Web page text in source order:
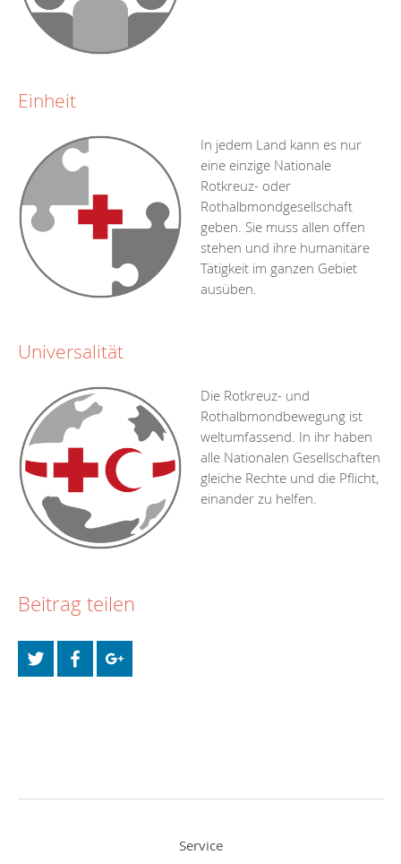
Einheit
In jedem Land kann es nur
eine einzige Nationale
Rotkreuz- oder
Rothalbmondgesellschaft
geben. Sie muss allen offen
stehen und ihre humanitäre
Tätigkeit im ganzen Gebiet
ausüben.
Universalität
Die Rotkreuz- und
Rothalbmondbewegung ist
weltumfassend. In ihr haben
alle Nationalen Gesellschaften
gleiche Rechte und die Pflicht,
einander zu helfen.
Beitrag teilen
Service